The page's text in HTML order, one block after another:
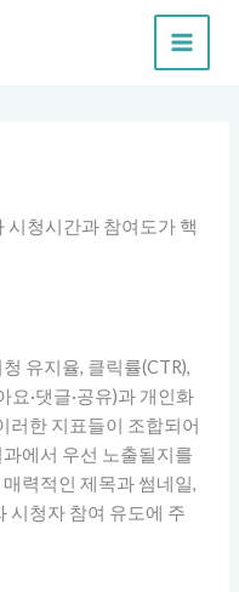
시청시간과 참여도가 핵
유지율, 클릭률(CTR),
요·댓글·공유)과 개인화
러한 지표들이 조합되어
에서 우선 노출될지를
력적인 제목과 썸네일,
시청자 참여 유도에 주